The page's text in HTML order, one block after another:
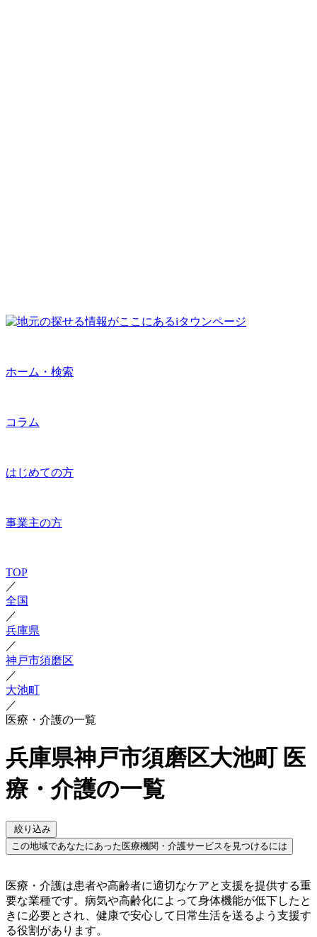
ホーム・検索
コラム
はじめての方
事業主の方
TOP
／
全国
／
兵庫県
／
神戸市須磨区
／
大池町
／
医療・介護の一覧
兵庫県神戸市須磨区大池町 医
療・介護の一覧
絞り込み
この地域であなたにあった医療機関・介護サービスを見つけるには
医療・介護は患者や高齢者に適切なケアと支援を提供する重
要な業種です。病気や高齢化によって身体機能が低下したと
きに必要とされ、健康で安心して日常生活を送るよう支援す
る役割があります。